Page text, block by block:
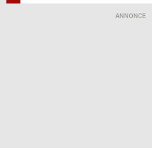
ANNONCE